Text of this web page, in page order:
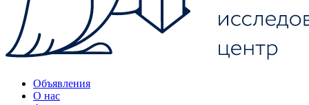
Объявления
О нас